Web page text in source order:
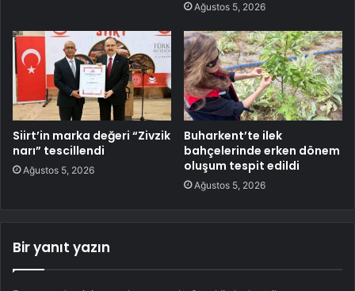
Ağustos 5, 2026
Siirt’in marka değeri “Zivzik
narı” tescillendi
Ağustos 5, 2026
Buharkent’te ilek
bahçelerinde erken dönem
oluşum tespit edildi
Ağustos 5, 2026
Bir yanıt yazın